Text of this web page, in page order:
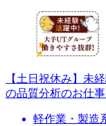
【土日祝休み】未
の品質分析のお仕
軽作業・製造